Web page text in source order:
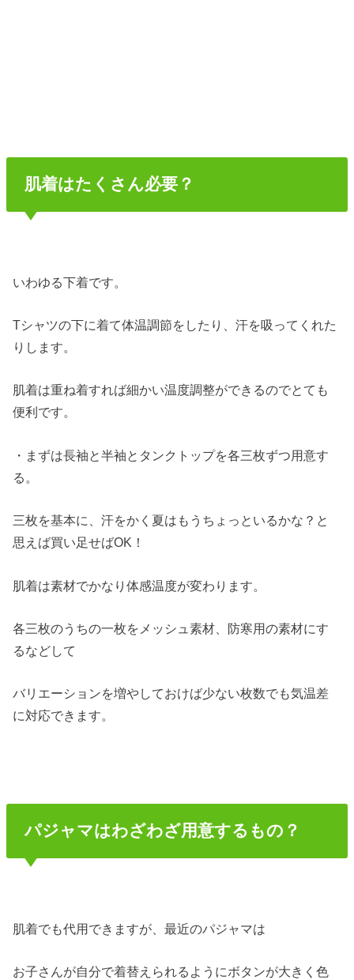
肌着はたくさん必要？
いわゆる下着です。
Tシャツの下に着て体温調節をしたり、汗を吸ってくれた
りします。
肌着は重ね着すれば細かい温度調整ができるのでとても
便利です。
・まずは長袖と半袖とタンクトップを各三枚ずつ用意す
る。
三枚を基本に、汗をかく夏はもうちょっといるかな？と
思えば買い足せばOK！
肌着は素材でかなり体感温度が変わります。
各三枚のうちの一枚をメッシュ素材、防寒用の素材にす
るなどして
バリエーションを増やしておけば少ない枚数でも気温差
に対応できます。
パジャマはわざわざ用意するもの？
肌着でも代用できますが、最近のパジャマは
お子さんが自分で着替えられるようにボタンが大きく色